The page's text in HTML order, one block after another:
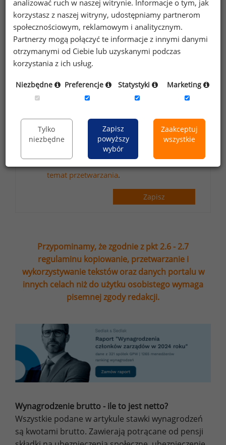
Wyrażam zgodę na przetwarzanie moich
danych osobowych zawartych w
Wyrażam zgodę na przesyłanie na podany
adres e-mail ofert handlowych oraz
informacji marketingowych. Oświadczam,
że zapoznałem się z treścią
informacji na
temat przetwarzania.
Zapisz
Przypominamy, że zgodnie z pkt 2.6 - 2.7
regulaminu kopiowanie, przetwarzanie i
wykorzystywanie tekstów oraz danych portalu w
innych celach niż do użytku osobistego wymaga
pisemnej zgody redakcji.
Wynagrodzenie brutto - ile to jest netto?
Wszystkie podane w artykule stawki wynagrodzeń
są kwotami brutto. Zawierają potrącane od pensji
analizować ruch w naszej witrynie. Informacje o tym, jak
korzystasz z naszej witryny, udostępniamy partnerom
społecznościowym, reklamowym i analitycznym.
Partnerzy mogą połączyć te informacje z innymi danymi
otrzymanymi od Ciebie lub uzyskanymi podczas
korzystania z ich usług.
Niezbędne Preferencje Statystyki Marketing
Tylko
niezbędne
Zapisz
powyższy
wybór
Zaakceptuj
wszystkie